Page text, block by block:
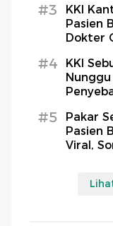
#3
KKI
Pasien
Dokter
#4
KKI
#5
Pakar
Pasien
Viral,